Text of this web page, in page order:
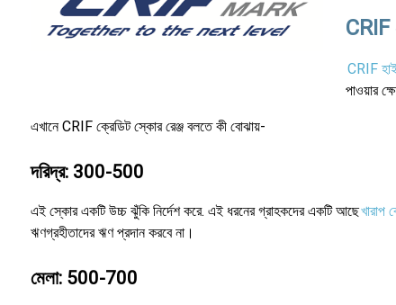
CRIF
CRIF হাই
পাওয়ার
এখানে CRIF ক্রেডিট স্কোর রেঞ্জ বলতে কী বোঝায়-
দরিদ্র: 300-500
এই স্কোর একটি উচ্চ ঝুঁকি নির্দেশ করে. এই ধরনের গ্রাহকদের একটি আছেখারাপ
ঋণগ্রহীতাদের ঋণ প্রদান করবে না।
মেলা: 500-700